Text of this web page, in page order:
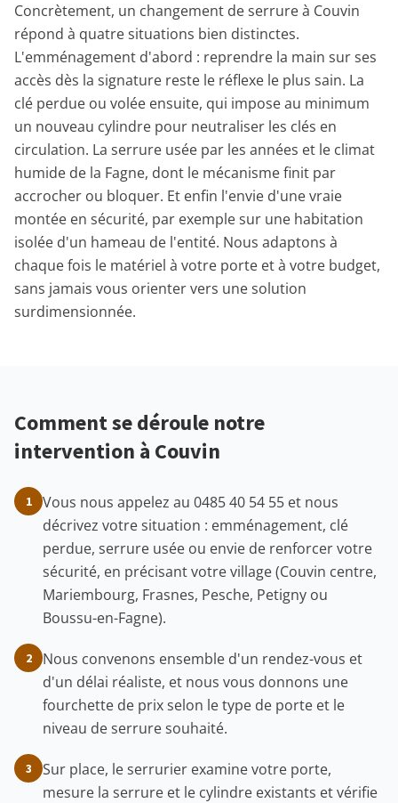
Concrètement, un changement de serrure à Couvin
répond à quatre situations bien distinctes.
L'emménagement d'abord : reprendre la main sur ses
accès dès la signature reste le réflexe le plus sain. La
clé perdue ou volée ensuite, qui impose au minimum
un nouveau cylindre pour neutraliser les clés en
circulation. La serrure usée par les années et le climat
humide de la Fagne, dont le mécanisme finit par
accrocher ou bloquer. Et enfin l'envie d'une vraie
montée en sécurité, par exemple sur une habitation
isolée d'un hameau de l'entité. Nous adaptons à
chaque fois le matériel à votre porte et à votre budget,
sans jamais vous orienter vers une solution
surdimensionnée.
Comment se déroule notre
intervention à Couvin
1
Vous nous appelez au 0485 40 54 55 et nous
décrivez votre situation : emménagement, clé
perdue, serrure usée ou envie de renforcer votre
sécurité, en précisant votre village (Couvin centre,
Mariembourg, Frasnes, Pesche, Petigny ou
Boussu-en-Fagne).
2
Nous convenons ensemble d'un rendez-vous et
d'un délai réaliste, et nous vous donnons une
fourchette de prix selon le type de porte et le
niveau de serrure souhaité.
3
Sur place, le serrurier examine votre porte,
mesure la serrure et le cylindre existants et vérifie